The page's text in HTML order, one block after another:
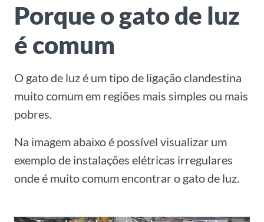
Porque o gato de luz
é comum
O gato de luz é um tipo de ligação clandestina
muito comum em regiões mais simples ou mais
pobres.
Na imagem abaixo é possível visualizar um
exemplo de instalações elétricas irregulares
onde é muito comum encontrar o gato de luz.